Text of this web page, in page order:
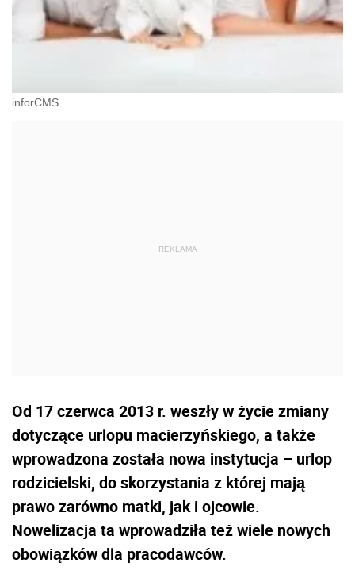
inforCMS
Od 17 czerwca 2013 r. weszły w życie zmiany
dotyczące urlopu macierzyńskiego, a także
wprowadzona została nowa instytucja – urlop
rodzicielski, do skorzystania z której mają
prawo zarówno matki, jak i ojcowie.
Nowelizacja ta wprowadziła też wiele nowych
obowiązków dla pracodawców.